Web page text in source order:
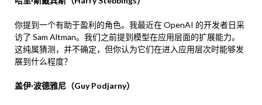
你提到一个有助于盈利的角色。我最近在 OpenAI 的开发者日采
访了 Sam Altman。我们之前提到模型在应用层面的扩展能力。
这纯属猜测，并不确定，但你认为它们在进入应用层次时能够发
展到什么程度？
盖伊·波德雅尼（Guy Podjarny）